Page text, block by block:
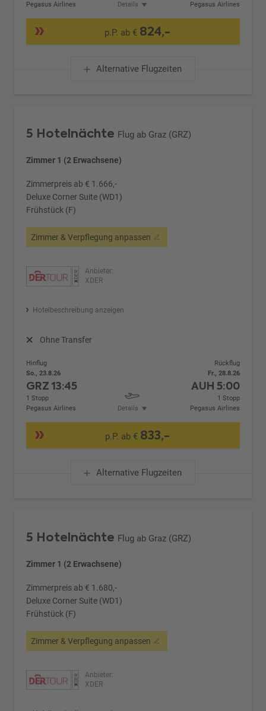
Pegasus Airlines
Details
Pegasus Airlines
p.P. ab € 824,-
Alternative Flugzeiten
5 Hotelnächte Flug ab Graz (GRZ)
Zimmer 1 (2 Erwachsene)
Zimmerpreis ab € 1.666,-
Deluxe Corner Suite (WD1)
Frühstück (F)
Zimmer & Verpflegung anpassen
Anbieter:
XDER
Hotelbeschreibung anzeigen
Ohne Transfer
Hinflug
So., 23.8.26
GRZ13:45
1 Stopp
Pegasus Airlines
Details
Rückflug
Fr., 28.8.26
AUH 5:00
1 Stopp
Pegasus Airlines
p.P. ab € 833,-
Alternative Flugzeiten
5 Hotelnächte Flug ab Graz (GRZ)
Zimmer 1 (2 Erwachsene)
Zimmerpreis ab € 1.680,-
Deluxe Corner Suite (WD1)
Frühstück (F)
Zimmer & Verpflegung anpassen
Anbieter:
XDER